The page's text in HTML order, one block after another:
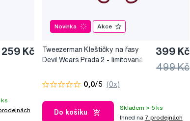
259 Kč
ks
Novinka Akce
Tweezerman Kleštičky na řasy
Devil Wears Prada 2 - limitovaná
399 Kč
499 Kč
0,0/5 (0x)
Do košíku
Skladem > 5 ks
Ihned na 7 prodejnách